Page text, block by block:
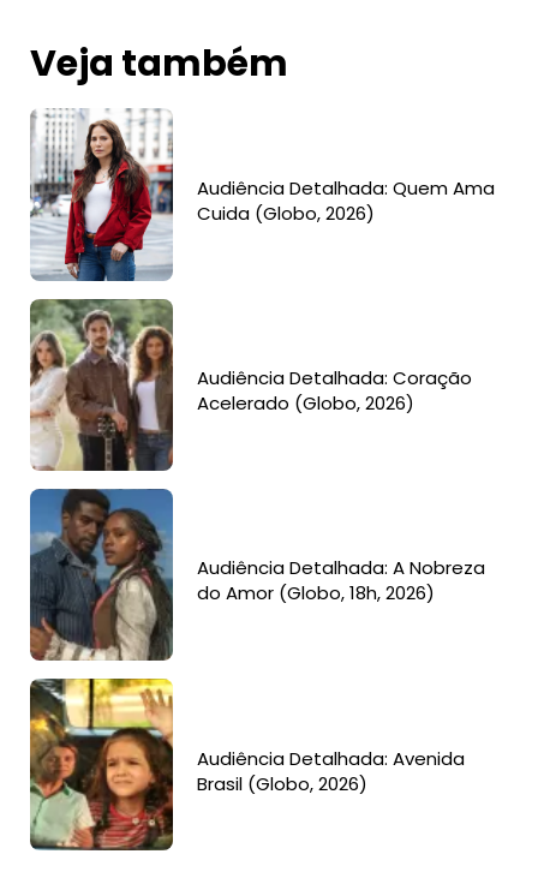
Veja também
Audiência Detalhada: Quem Ama
Cuida (Globo, 2026)
Audiência Detalhada: Coração
Acelerado (Globo, 2026)
Audiência Detalhada: A Nobreza
do Amor (Globo, 18h, 2026)
Audiência Detalhada: Avenida
Brasil (Globo, 2026)